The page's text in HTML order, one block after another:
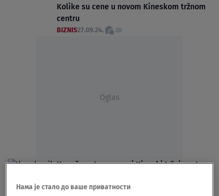
Kolike su cene u novom Kineskom tržnom
centru
BIZNIS27.09.24. 20
Oglas
Konačno otvoren novi Kineski tržni centar:
novčanice od 500 evra, a ovo su prve cene
Нама је стало до ваше приватности